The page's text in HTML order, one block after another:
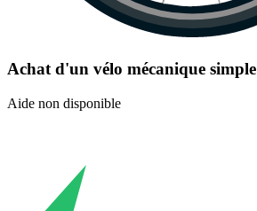
Achat d'un vélo mécanique simple
Aide non disponible